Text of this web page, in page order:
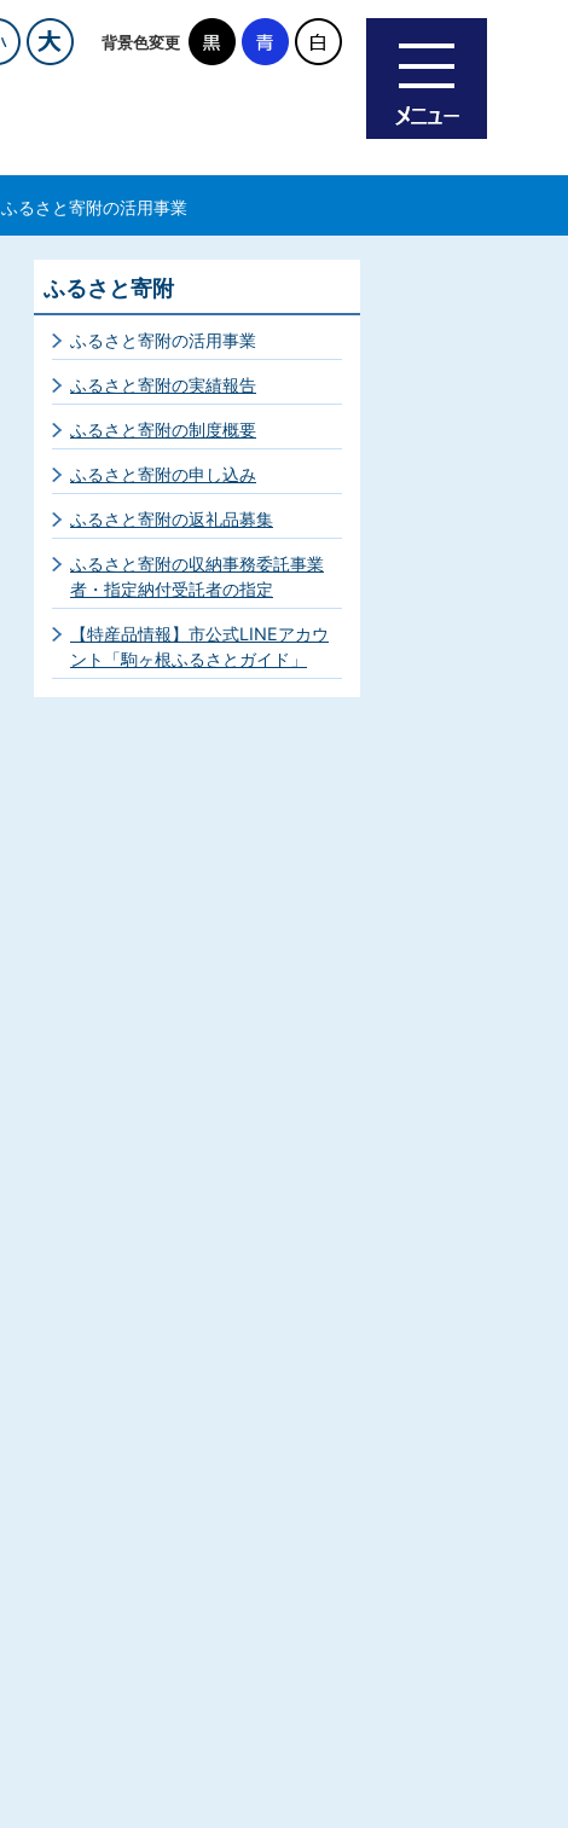
背景色変更
ふるさと寄附の活用事業
ふるさと寄附
ふるさと寄附の活用事業
ふるさと寄附の実績報告
ふるさと寄附の制度概要
ふるさと寄附の申し込み
ふるさと寄附の返礼品募集
ふるさと寄附の収納事務委託事業
者・指定納付受託者の指定
【特産品情報】市公式LINEアカウ
ント「駒ヶ根ふるさとガイド」